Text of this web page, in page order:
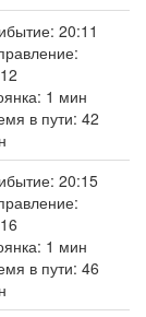
20:11
1 мин
в пути: 42
20:15
1 мин
в пути: 46